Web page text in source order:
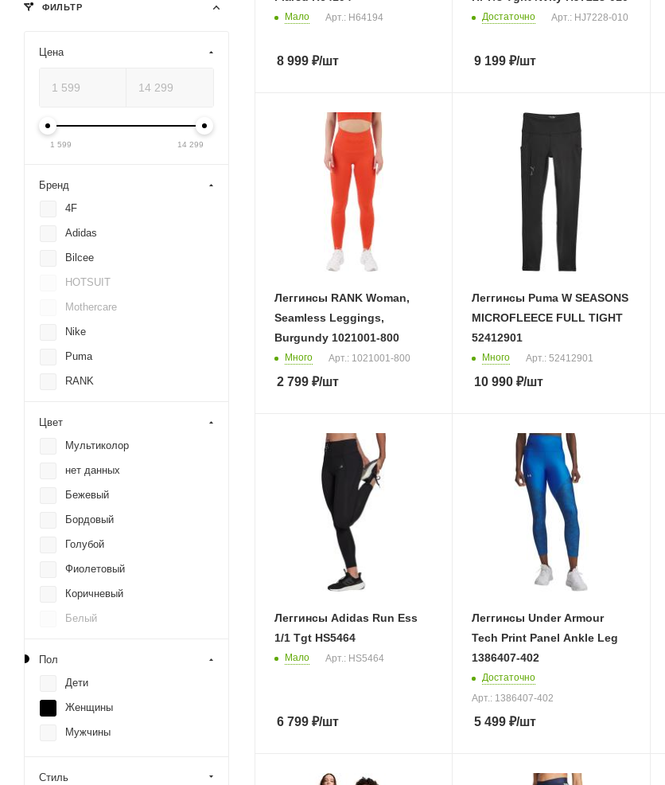
Мало Арт.: H64194
8 999 ₽/шт
Достаточно Арт.: HJ7228-010
9 199 ₽/шт
Леггинсы RANK Woman,
Seamless Leggings,
Burgundy 1021001-800
Много Арт.: 1021001-800
2 799 ₽/шт
Леггинсы Puma W SEASONS
MICROFLEECE FULL TIGHT
52412901
Много Арт.: 52412901
10 990 ₽/шт
Леггинсы Adidas Run Ess
1/1 Tgt HS5464
Мало Арт.: HS5464
6 799 ₽/шт
Леггинсы Under Armour
Tech Print Panel Ankle Leg
1386407-402
Достаточно
Арт.: 1386407-402
5 499 ₽/шт
ФИЛЬТР
Цена
1 599 14 299
Бренд
4F
Adidas
Bilcee
HOTSUIT
Mothercare
Nike
Puma
RANK
Цвет
Мультиколор
нет данных
Бежевый
Бордовый
Голубой
Фиолетовый
Коричневый
Белый
Серый
Красный
Зеленый
Пол
Дети
Женщины
Мужчины
Стиль